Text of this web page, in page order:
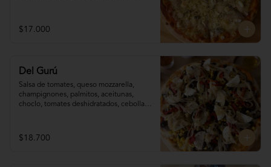
$17.000
Del Gurú
Salsa de tomates, queso mozzarella,
champignones, palmitos, aceitunas,
choclo, tomates deshidratados, cebolla
$18.700